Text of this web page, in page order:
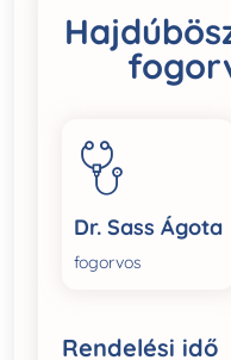
Dr. Sass Ágota
fogorvos
Rendelési idő